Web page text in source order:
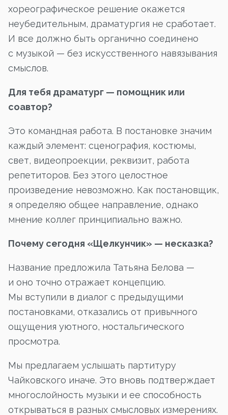
хореографическое решение окажется
неубедительным, драматургия не сработает.
И все должно быть органично соединено
с музыкой — без искусственного навязывания
смыслов.
Для тебя драматург — помощник или
соавтор?
Это командная работа. В постановке значим
каждый элемент: сценография, костюмы,
свет, видеопроекции, реквизит, работа
репетиторов. Без этого целостное
произведение невозможно. Как постановщик,
я определяю общее направление, однако
мнение коллег принципиально важно.
Почему сегодня «Щелкунчик» — несказка?
Название предложила Татьяна Белова —
и оно точно отражает концепцию.
Мы вступили в диалог с предыдущими
постановками, отказались от привычного
ощущения уютного, ностальгического
просмотра.
Мы предлагаем услышать партитуру
Чайковского иначе. Это вновь подтверждает
многослойность музыки и ее способность
открываться в разных смысловых измерениях.